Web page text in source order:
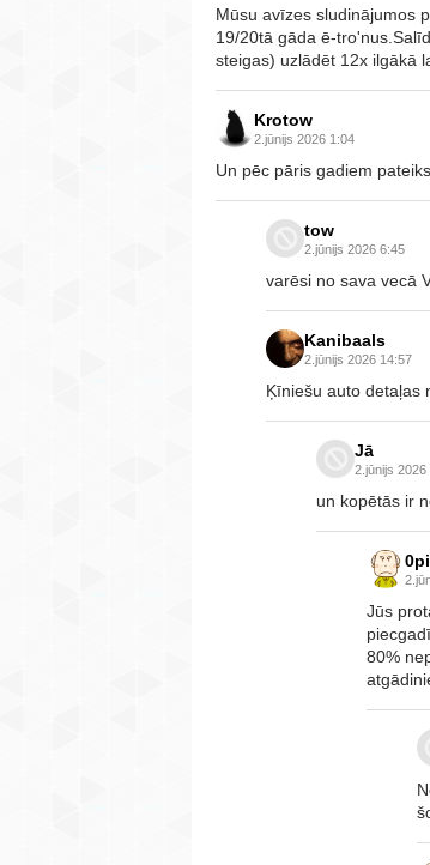
Mūsu avīzes sludinājumos
19/20tā gāda ē-
steigas) uzlādēt 12x ilgākā
Krotow
2.jūnijs 2026 1:04
Un pēc pāris gadiem
tow
2.jūnijs 2026 6:45
varēsi no sava vecā
Kanibaals
2.jūnijs 2026 14:57
Ķīniešu auto detaļas
Jā
2.jūnijs 2026
un kopētās ir
Jūs
80%